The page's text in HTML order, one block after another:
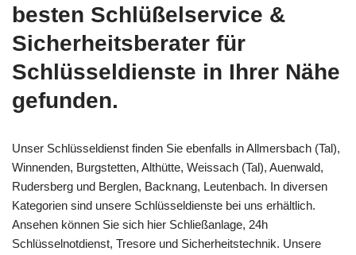
besten Schlüßelservice &
Sicherheitsberater für
Schlüsseldienste in Ihrer Nähe
gefunden.
Unser Schlüsseldienst finden Sie ebenfalls in Allmersbach (Tal),
Winnenden, Burgstetten, Althütte, Weissach (Tal), Auenwald,
Rudersberg und Berglen, Backnang, Leutenbach. In diversen
Kategorien sind unsere Schlüsseldienste bei uns erhältlich.
Ansehen können Sie sich hier Schließanlage, 24h
Schlüsselnotdienst, Tresore und Sicherheitstechnik. Unsere